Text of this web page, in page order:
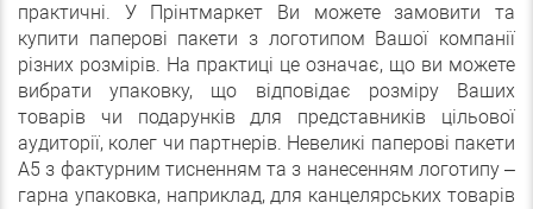
практичні. У Прінтмаркет Ви можете замовити та
купити паперові пакети з логотипом Вашої компанії
різних розмірів. На практиці це означає, що ви можете
вибрати упаковку, що відповідає розміру Ваших
товарів чи подарунків для представників цільової
аудиторії, колег чи партнерів. Невеликі паперові пакети
А5 з фактурним тисненням та з нанесенням логотипу –
гарна упаковка, наприклад, для канцелярських товарів